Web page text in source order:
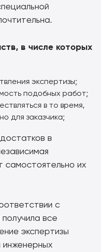
в числе которых
экспертизы;
подобных работ;
в то время,
для заказчика;
в
самостоятельно их
с
все
экспертизы
инженерных